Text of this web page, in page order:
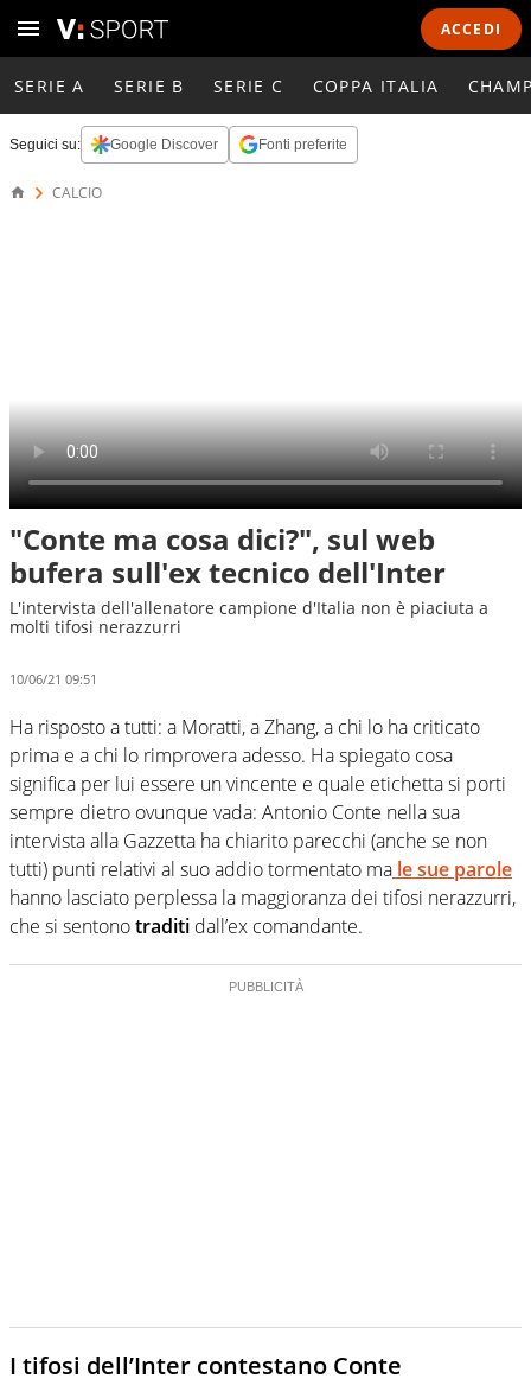
ACCEDI
SERIE A SERIE B SERIE C COPPA ITALIA
Seguici su: Google Discover Fonti preferite
CALCIO
"Conte ma cosa dici?", sul web
bufera sull'ex tecnico dell'Inter
L'intervista dell'allenatore campione d'Italia non è piaciuta a
molti tifosi nerazzurri
10/06/21 09:51
Ha risposto a tutti: a Moratti, a Zhang, a chi lo ha criticato
prima e a chi lo rimprovera adesso. Ha spiegato cosa
significa per lui essere un vincente e quale etichetta si porti
sempre dietro ovunque vada: Antonio Conte nella sua
intervista alla Gazzetta ha chiarito parecchi (anche se non
tutti) punti relativi al suo addio tormentato ma le sue parole
hanno lasciato perplessa la maggioranza dei tifosi nerazzurri,
che si sentonotraditi dall’ex comandante.
I tifosi dell’Inter contestano Conte